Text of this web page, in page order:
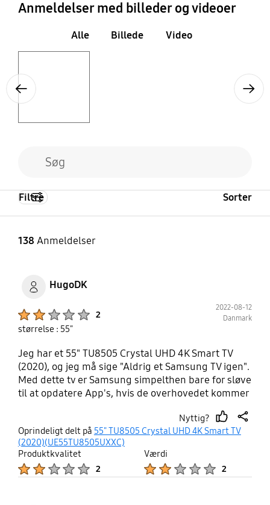
Anmeldelser med billeder og videoer
Alle Billede Video
138 Anmeldelser
Filtre Sorter
HugoDK
2
2022-08-12
Danmark
størrelse : 55"
Jeg har et 55" TU8505 Crystal UHD 4K Smart TV
(2020), og jeg må sige "Aldrig et Samsung TV igen".
Med dette tv er Samsung simpelthen bare for sløve
til at opdatere App's, hvis de overhovedet kommer
(f.eks. Paramount+) . Den danske TV2 er ikke blevet
opdateret i et helt år, hvor den er opdateret på
Google TV. Ved ikke om det er udbyderne der
svigter systemet Tizen og bruger alle deres
kræfter på Google TV. Men mon ikke også Samsung
Nyttig?
thumbshare
Oprindeligt delt på 55" TU8505 Crystal UHD 4K Smart TV
(2020)(UE55TU8505UXXC)
Produktkvalitet
2
Værdi
2